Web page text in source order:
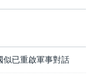
似已重啟軍事對話